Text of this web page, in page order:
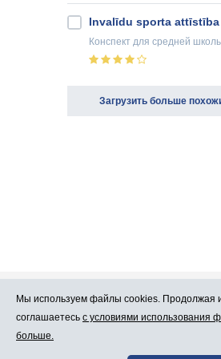
Invalīdu sporta
Конспект для средней
Загрузить больше
Про Atlants.lv
Мы используем файлы cookies. Продолжая
соглашаетесь с условиями использования
больше.